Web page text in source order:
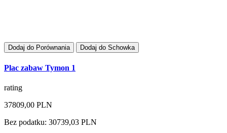
Dodaj do Porównania Dodaj do Schowka
Plac zabaw Tymon 1
rating
37809,00 PLN
Bez podatku: 30739,03 PLN